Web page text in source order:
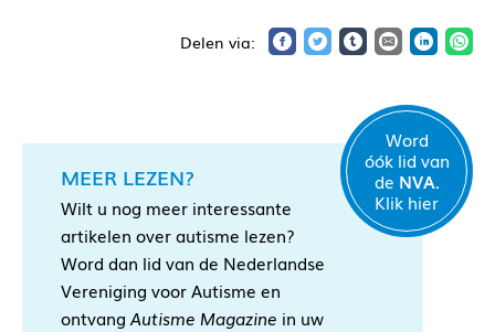
MEER LEZEN?
Wilt u nog meer interessante
artikelen over autisme lezen?
Word dan lid van de Nederlandse
Vereniging voor Autisme en
ontvang Autisme Magazine in uw
Word
óók lid van
de NVA.
Klik hier